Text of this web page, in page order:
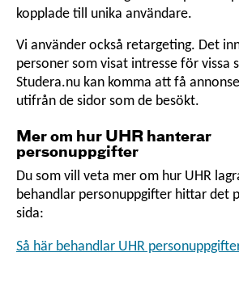
kopplade till unika användare.
Vi använder också retargeting. Det
personer som visat intresse för vissa
Studera.nu kan komma att få
utifrån de sidor som de besökt.
Mer om hur UHR hanterar
personuppgifter
Du som vill veta mer om hur UHR
behandlar personuppgifter hittar det
sida:
Så här behandlar UHR